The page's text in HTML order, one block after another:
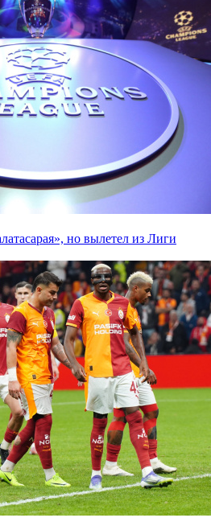
но вылетел из Лиги